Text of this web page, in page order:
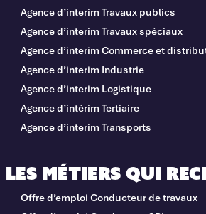
Les métiers qui
Offre d’emploi Conducteur de travaux
Agence d’interim Travaux publics
Agence d’interim Travaux spéciaux
Agence d’interim Commerce et
Agence d’interim Industrie
Agence d’interim Logistique
Agence d’intérim Tertiaire
Agence d’interim Transports